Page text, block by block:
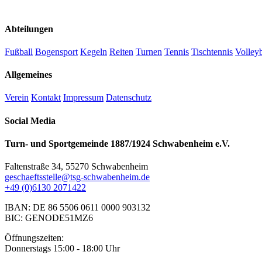
Abteilungen
Fußball Bogensport Kegeln Reiten Turnen Tennis Tischtennis
Allgemeines
Verein Kontakt Impressum Datenschutz
Social Media
Turn- und Sportgemeinde 1887/1924 Schwabenheim e.V.
Faltenstraße 34, 55270 Schwabenheim
geschaeftsstelle@tsg-schwabenheim.de
+49 (0)6130 2071422
IBAN: DE 86 5506 0611 0000 903132
BIC: GENODE51MZ6
Öffnungszeiten:
Donnerstags 15:00 - 18:00 Uhr